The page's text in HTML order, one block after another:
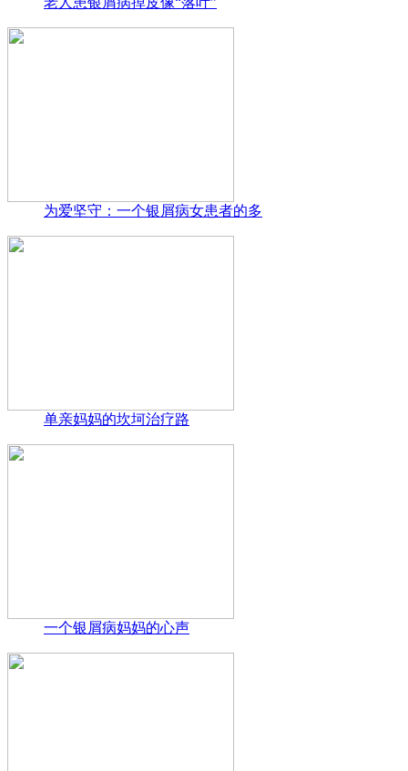
为爱坚守：一个银屑病女患者的多
单亲妈妈的坎坷治疗路
一个银屑病妈妈的心声